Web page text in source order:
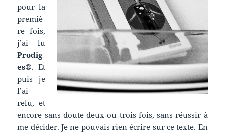
pour la
premiè
re fois,
j’ai lu
Prodig
es®. Et
puis je
l’ai
relu, et
encore sans doute deux ou trois fois, sans réussir à
me décider. Je ne pouvais rien écrire sur ce texte. En